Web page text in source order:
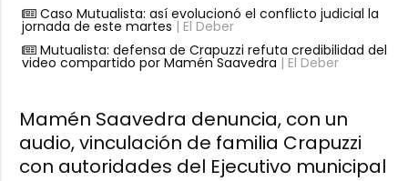
Caso Mutualista: así evolucionó el conflicto judicial la
jornada de este martes | El Deber
Mutualista: defensa de Crapuzzi refuta credibilidad del
video compartido por Mamén Saavedra | El Deber
Mamén Saavedra denuncia, con un
audio, vinculación de familia Crapuzzi
con autoridades del Ejecutivo municipal